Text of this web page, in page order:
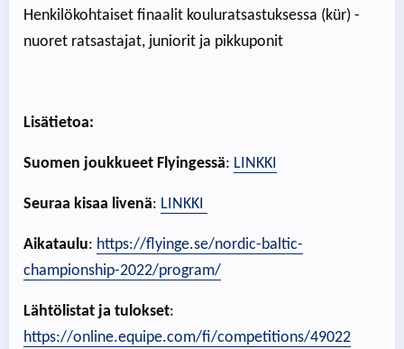
Henkilökohtaiset finaalit kouluratsastuksessa (kür) -
nuoret ratsastajat, juniorit ja pikkuponit
Lisätietoa:
Suomen joukkueet Flyingessä: LINKKI
Seuraa kisaa livenä: LINKKI
Aikataulu: https://flyinge.se/nordic-baltic-
championship-2022/program/
Lähtölistat ja tulokset:
https://online.equipe.com/fi/competitions/49022